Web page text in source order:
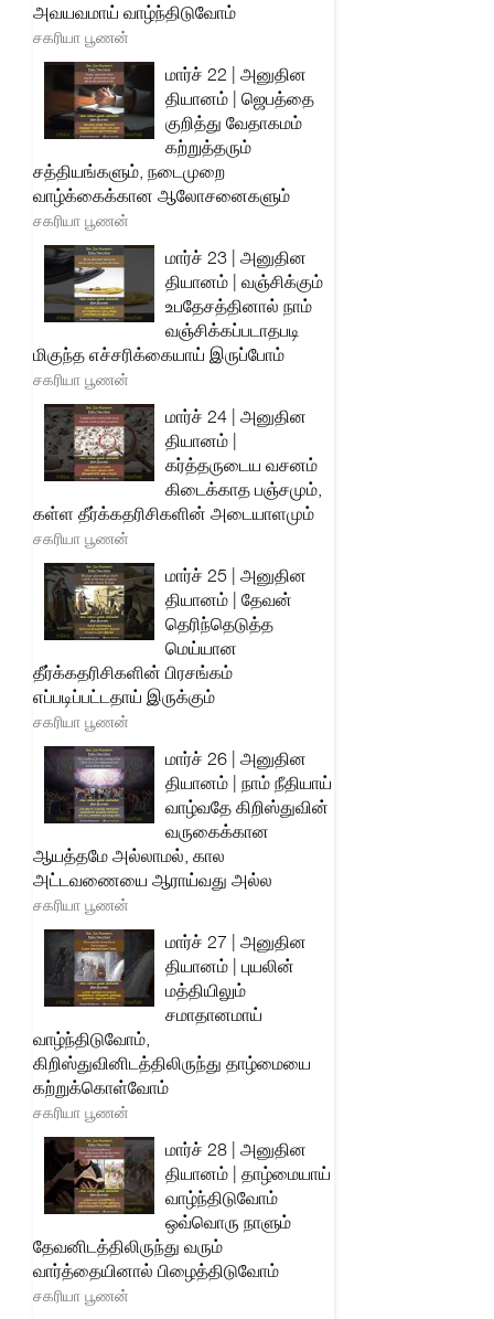
அவயவமாய் வாழ்ந்திடுவோம்
சகரியா பூணன்
மார்ச் 22 | அனுதின
தியானம் | ஜெபத்தை
குறித்து வேதாகமம்
கற்றுத்தரும்
சத்தியங்களும், நடைமுறை
வாழ்க்கைக்கான ஆலோசனைகளும்
சகரியா பூணன்
மார்ச் 23 | அனுதின
தியானம் | வஞ்சிக்கும்
உபதேசத்தினால் நாம்
வஞ்சிக்கப்படாதபடி
மிகுந்த எச்சரிக்கையாய் இருப்போம்
சகரியா பூணன்
மார்ச் 24 | அனுதின
தியானம் |
கர்த்தருடைய வசனம்
கிடைக்காத பஞ்சமும்,
கள்ள தீர்க்கதரிசிகளின் அடையாளமும்
சகரியா பூணன்
மார்ச் 25 | அனுதின
தியானம் | தேவன்
தெரிந்தெடுத்த
மெய்யான
தீர்க்கதரிசிகளின் பிரசங்கம்
எப்படிப்பட்டதாய் இருக்கும்
சகரியா பூணன்
மார்ச் 26 | அனுதின
தியானம் | நாம் நீதியாய்
வாழ்வதே கிறிஸ்துவின்
வருகைக்கான
ஆயத்தமே அல்லாமல், கால
அட்டவணையை ஆராய்வது அல்ல
சகரியா பூணன்
மார்ச் 27 | அனுதின
தியானம் | புயலின்
மத்தியிலும்
சமாதானமாய்
வாழ்ந்திடுவோம்,
கிறிஸ்துவினிடத்திலிருந்து தாழ்மையை
கற்றுக்கொள்வோம்
சகரியா பூணன்
மார்ச் 28 | அனுதின
தியானம் | தாழ்மையாய்
வாழ்ந்திடுவோம்
ஒவ்வொரு நாளும்
தேவனிடத்திலிருந்து வரும்
வார்த்தையினால் பிழைத்திடுவோம்
சகரியா பூணன்